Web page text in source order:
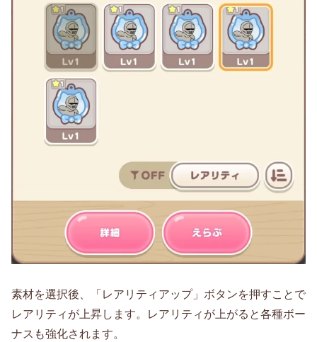
素材を選択後、「レアリティアップ」ボタンを押すことで
レアリティが上昇します。レアリティが上がると各種ボー
ナスも強化されます。